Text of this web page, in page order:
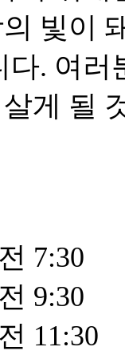
빛이
다. 여
게 될
7:30
9:30
11:30